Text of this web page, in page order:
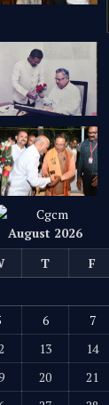
August 2026
T F
6 7
13 14
20 21